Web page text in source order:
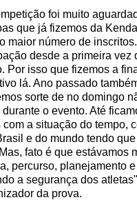
foi muito
que já fizemos da
maior número de
desde a primeira vez
Por isso que fizemos a
lá. Ano passado
sorte de no domingo
o evento. Até
a situação do tempo,
e do mundo tendo
fato é que estávamos
percurso, planejamento
a segurança dos
da prova.